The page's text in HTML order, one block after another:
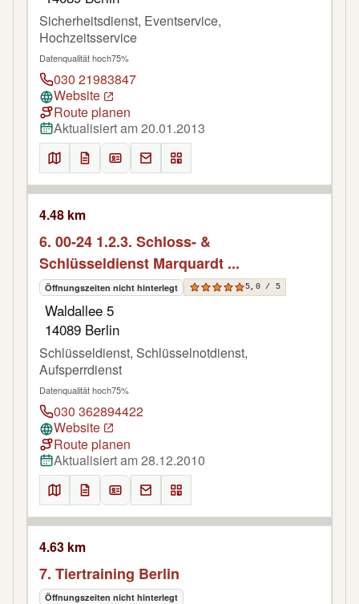
Sicherheitsdienst, Eventservice,
Hochzeitsservice
Datenqualität hoch75%
030 21983847
Website
Route planen
Aktualisiert am 20.01.2013
4.48 km
6. 00-24 1.2.3. Schloss- &
Schlüsseldienst Marquardt ...
Öffnungszeiten nicht hinterlegt 5,0 / 5
Waldallee 5
14089 Berlin
Schlüsseldienst, Schlüsselnotdienst,
Aufsperrdienst
Datenqualität hoch75%
030 362894422
Website
Route planen
Aktualisiert am 28.12.2010
4.63 km
7. Tiertraining Berlin
Öffnungszeiten nicht hinterlegt